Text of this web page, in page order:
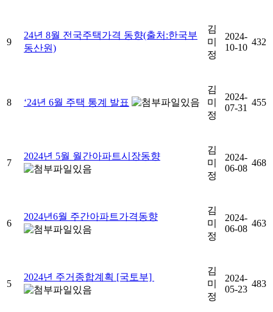
9
24년 8월 전국주택가격 동향(출처:한국부
동산원)
김
미
정
2024-
10-10
432
8 ‘24년 6월 주택 통계 발표
김
미
정
2024-
07-31
455
7
2024년 5월 월간아파트시장동향
김
미
정
2024-
06-08
468
6
2024년6월 주간아파트가격동향
김
미
정
2024-
06-08
463
5
2024년 주거종합계획 [국토부]
김
미
정
2024-
05-23
483